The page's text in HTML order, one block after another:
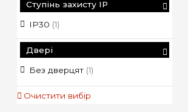
Ступінь захисту IP
IP30 (1)
Двері
Без дверцят (1)
Очистити вибір